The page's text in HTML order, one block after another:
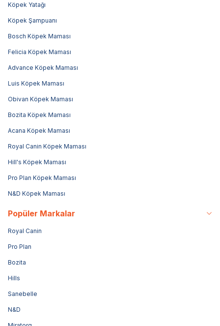
Köpek Yatağı
Köpek Şampuanı
Bosch Köpek Maması
Felicia Köpek Maması
Advance Köpek Maması
Luis Köpek Maması
Obivan Köpek Maması
Bozita Köpek Maması
Acana Köpek Maması
Royal Canin Köpek Maması
Hill's Köpek Maması
Pro Plan Köpek Maması
N&D Köpek Maması
Popüler Markalar
Royal Canin
Pro Plan
Bozita
Hills
Sanebelle
N&D